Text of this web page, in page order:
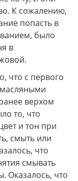
К сожалению,
попасть в
было
в
что с первого
верхом
то, что
и тон при
смыть или
что
смывать
Оказалось, что